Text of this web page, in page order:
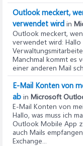
Outlook meckert,
verwendet wird in
Outlook meckert,
verwendet wird:
Manchmal kommt es
einer anderen Mail
E-Mail Konten von
ab in Microsoft
E-Mail Konten von
Hallo, was muss ich
Outlook Mobile App
auch Mails
Exchange...